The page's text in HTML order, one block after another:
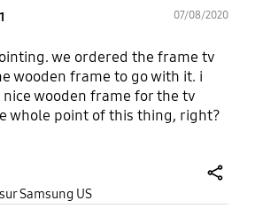
1 07/08/2020
we ordered the frame tv
wooden frame to go with it. i
wooden frame for the tv
whole point of this thing, right?
of being excited about having
which is also a top notch
have a tv on my wall that will
Samsung US